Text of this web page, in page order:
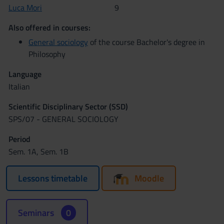
Luca Mori
9
Also offered in courses:
General sociology of the course Bachelor's degree in
Philosophy
Language
Italian
Scientific Disciplinary Sector (SSD)
SPS/07 - GENERAL SOCIOLOGY
Period
Sem. 1A, Sem. 1B
Lessons timetable Moodle
Seminars 0